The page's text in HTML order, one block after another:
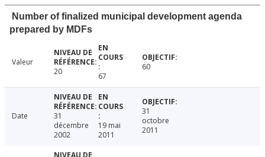
Number of finalized municipal development agenda
prepared by MDFs
Valeur
20
67
60
Date
31
décembre
2002
19 mai
2011
31
octobre
2011